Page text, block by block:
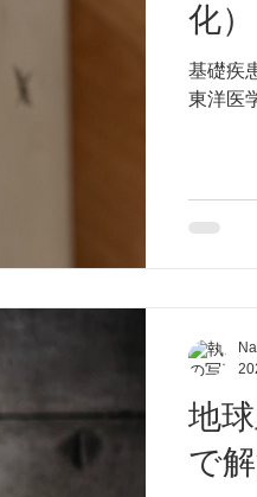
化）
基礎疾
東洋医
地
で